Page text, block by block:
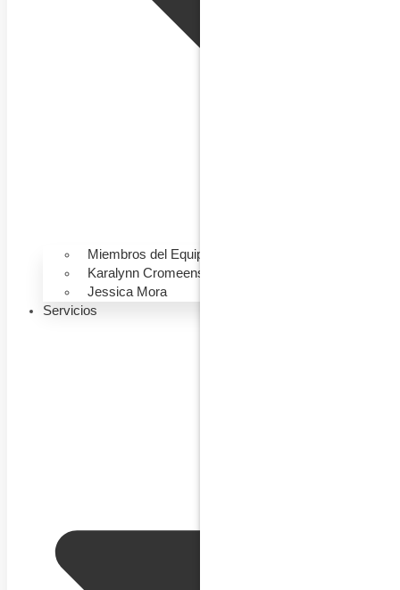
Miembros del Equipo
Karalynn Cromeens
Jessica Mora
Servicios